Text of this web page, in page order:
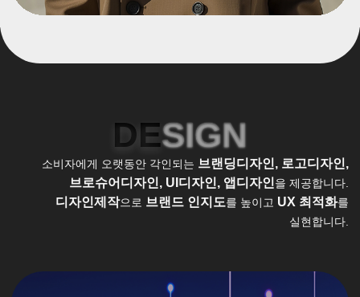
DESIGN
소비자에게 오랫동안 각인되는 브랜딩디자인, 로고디자인,
브로슈어디자인, UI디자인, 앱디자인을 제공합니다.
디자인제작으로 브랜드 인지도를 높이고 UX 최적화를
실현합니다.